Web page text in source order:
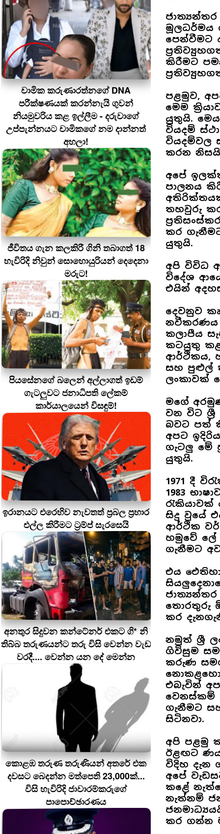
චාමික කරුණාරත්නගේ DNA
පරීක්ෂණයක් කරන්නැයි ගුවන්
නියමුවරිය කළ ඉල්ලීම - දරුවාගේ
උප්පැන්නයට චාමිකගේ නම දාන්නත්
අහලා!
ජීවිතය ගැන කලකිරී ගිනි තබාගත් 18
හැවිරිදි නිවුන් සොහොයුරියන් දෙදෙනා
මරුට!
පියසේනගේ බලෙන් අල්ලාගත් ඉඩම්
ගැටලුවට ජනාධිපති ලේකම්
කාර්යාලයෙන් විසඳුම්!
ඉරානයට එරෙහිව නැවතත් ප්‍රබල ප්‍රහාර
එල්ල කිරීමට ට්‍රම්ප් සැරසෙයි
අනතුර සිදුවන කන්ටේනර් එකට ගි* නි
තිබ්බ තරුණයන්ට තරු විසි වෙන්න වැඩ
වරදී.... වෙන්න යන දේ මෙන්න
කොළඹ තරුණ තරුණියන් අතරේ එක
දවසට බෙදන්න මත්පෙති 23,000ක්...
විසි හැවිරිදි ජාවාරම්කරුගේ
පාපොච්ඡාරණය
මූලධර්මය
පෙන්වීමට
කිරීමට
පළමුව,
මෙම
යුතුයි.
වියදම්
වියදම්වල
කරන නිසයි
අපේ
පාලනය
තහවුරු
කර
යුතුයි.
අපි විවිධ
විදේශ
එයින්
දෙවනුව
නවීකරණය
කලාපීය
කටයුතු
ආර්ථිකය,
සහ පුළුල්
ලංකාවක්
මගේ
වන විට
බවට පත්
අපට
ගැටලු මේ
යුතුයි.
1971 දී
1983
රැකියාවක්
සිදු වුයේ
ආර්ථික
හමුවේ ලේ
ගැනීමට
එය
ජාත්‍යන්තර
තොරතුරු
කර
නමුත් ශ්‍රී
ගිවිසුම
කරුණ
එබැවින්
වෙනස්කම්
ගැනීමට
සිටිනවා.
අපි පළමු
ඊළඟට
විදිහ
අපේ
කළේ
නැත්නම්
කර ගන්න